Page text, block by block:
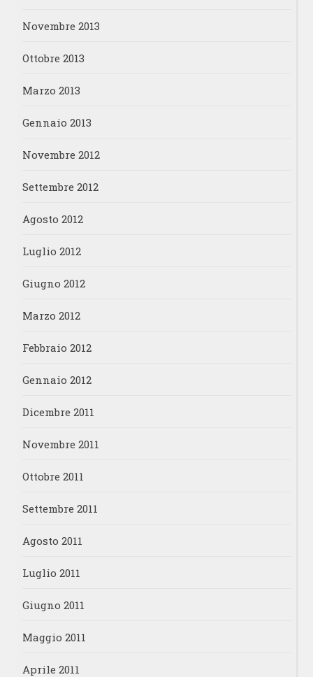
Novembre 2013
Ottobre 2013
Marzo 2013
Gennaio 2013
Novembre 2012
Settembre 2012
Agosto 2012
Luglio 2012
Giugno 2012
Marzo 2012
Febbraio 2012
Gennaio 2012
Dicembre 2011
Novembre 2011
Ottobre 2011
Settembre 2011
Agosto 2011
Luglio 2011
Giugno 2011
Maggio 2011
Aprile 2011